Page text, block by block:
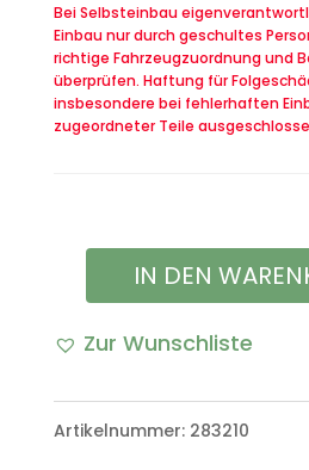
Bei Selbsteinbau
Einbau nur durch geschultes
richtige Fahrzeugzuordnung und
überprüfen. Haftung für
insbesondere bei fehlerhaften
zugeordneter Teile
Rahmen
Leiterrahmen
Iltis
IN DEN
Zur Wunschliste
Artikelnummer: 283210